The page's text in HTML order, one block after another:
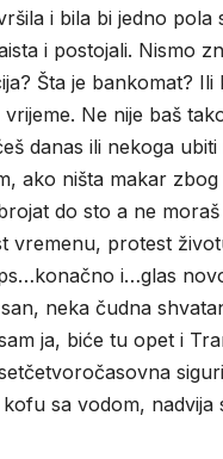
i bila bi jedno
i postojali. Nismo
Šta je bankomat?
Ne nije baš
danas ili nekoga
ako ništa makar
do sto a ne
vremenu, protest
i…glas
neka čudna
ja, biće tu opet i
sa vodom,